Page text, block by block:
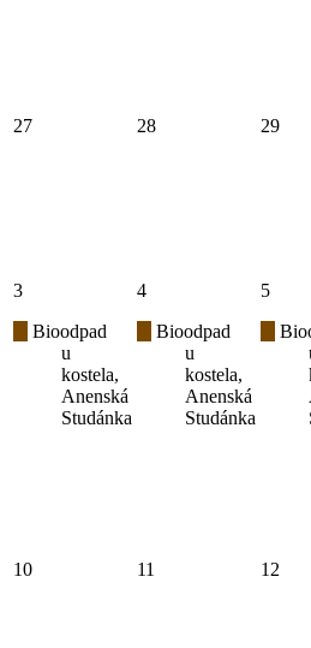
27 28 29
3
Bioodpad
u
kostela,
Anenská
Studánka
4
Bioodpad
u
kostela,
Anenská
Studánka
5
10 11 12